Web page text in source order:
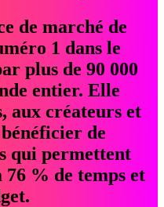
de marché de
1 dans le
plus de 90 000
entier. Elle
aux créateurs et
de
qui permettent
% de temps et